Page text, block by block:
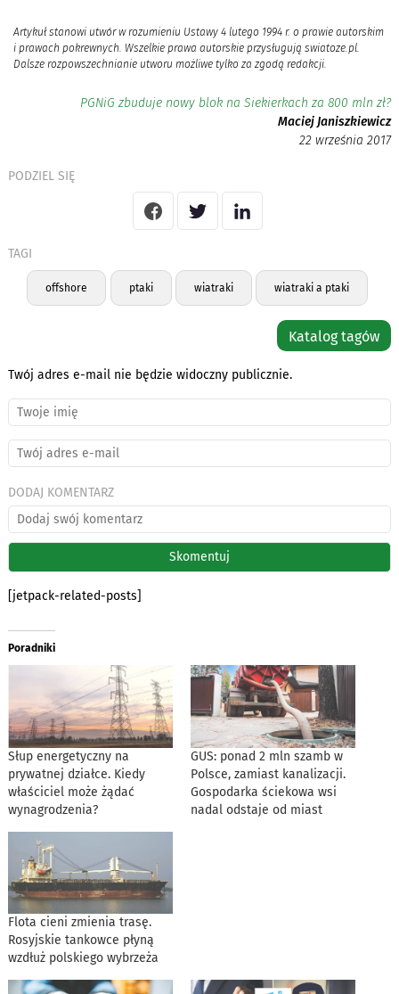
Artykuł stanowi utwór w rozumieniu Ustawy 4 lutego 1994 r. o prawie autorskim
i prawach pokrewnych. Wszelkie prawa autorskie przysługują swiatoze.pl.
Dalsze rozpowszechnianie utworu możliwe tylko za zgodą redakcji.
PGNiG zbuduje nowy blok na Siekierkach za 800 mln zł?
Maciej Janiszkiewicz
22 września 2017
PODZIEL SIĘ
TAGI
offshore ptaki wiatraki wiatraki a ptaki
Katalog tagów
Twój adres e-mail nie będzie widoczny publicznie.
DODAJ KOMENTARZ
[jetpack-related-posts]
Poradniki
Słup energetyczny na
prywatnej działce. Kiedy
właściciel może żądać
wynagrodzenia?
GUS: ponad 2 mln szamb w
Polsce, zamiast kanalizacji.
Gospodarka ściekowa wsi
nadal odstaje od miast
Flota cieni zmienia trasę.
Rosyjskie tankowce płyną
wzdłuż polskiego wybrzeża